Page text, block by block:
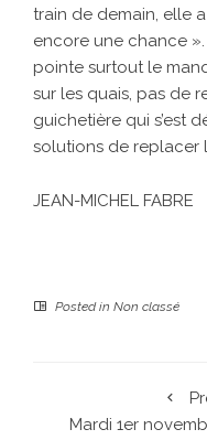
train de demain, elle
encore une chance
pointe surtout le
sur les quais, pas de
guichetière qui s’est
solutions de replacer
JEAN-MICHEL FABRE
Posted in Non classé
Mardi 1er